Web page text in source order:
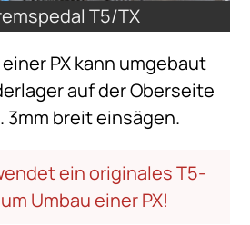
T5/TX
PX kann umgebaut
auf der Oberseite
3mm breit einsägen.
ein originales T5-
Umbau einer PX!